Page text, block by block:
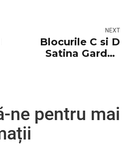
NEXT
Blocurile C si D
Satina Garden